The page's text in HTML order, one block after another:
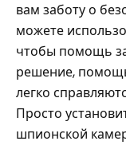
вам заботу о
можете
чтобы помощь
решение,
легко
Просто
шпионской